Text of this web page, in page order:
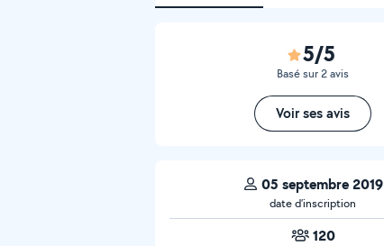
5/5
Basé sur 2 avis
Voir ses avis
05 septembre 2019
date d’inscription
120